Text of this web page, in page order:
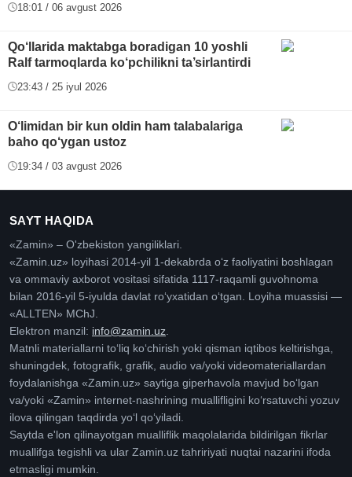
18:01 / 06 avgust 2026
Qo‘llarida maktabga boradigan 10 yoshli
Ralf tarmoqlarda ko‘pchilikni ta’sirlantirdi
23:43 / 25 iyul 2026
O‘limidan bir kun oldin ham talabalariga
baho qo‘ygan ustoz
19:34 / 03 avgust 2026
SAYT HAQIDA
«Zamin» – O'zbekiston yangiliklari.
«Zamin.uz» loyihasi 2014-yil 1-dekabrda oʻz faoliyatini boshlagan
va ommaviy axborot vositasi sifatida 1117-raqamli guvohnoma
bilan 2016-yil 5-iyulda davlat roʻyxatidan oʻtgan. Loyiha muassisi —
«ALLTEN» MChJ.
Elektron manzil: info@zamin.uz
Matnli materiallarni toʻliq koʻchirish yoki qisman iqtibos keltirishga,
shuningdek, fotografik, grafik, audio va/yoki videomateriallardan
foydalanishga «Zamin.uz» saytiga giperhavola mavjud boʻlgan
va/yoki «Zamin» internet-nashrining muallifligini koʻrsatuvchi yozuv
ilova qilingan taqdirda yoʻl qoʻyiladi.
Saytda e'lon qilinayotgan mualliflik maqolalarida bildirilgan fikrlar
muallifga tegishli va ular Zamin.uz tahririyati nuqtai nazarini ifoda
etmasligi mumkin.